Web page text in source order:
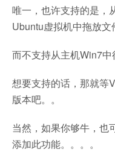
唯一，也许支持的是，
Ubuntu虚拟机中拖放文
而不支持从主机Win7中
想要支持的话，那就等
版本吧。。
当然，如果你够牛，也
添加此功能。。。。